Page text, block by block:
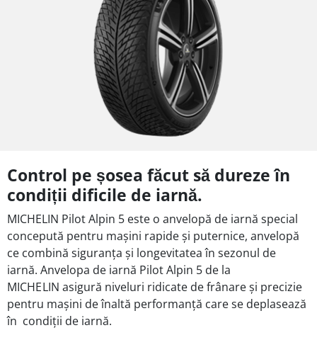
Control pe șosea făcut să dureze în
condiții dificile de iarnă.
MICHELIN Pilot Alpin 5 este o anvelopă de iarnă special
concepută pentru mașini rapide și puternice, anvelopă
ce combină siguranța și longevitatea în sezonul de
iarnă. Anvelopa de iarnă Pilot Alpin 5 de la
MICHELIN asigură niveluri ridicate de frânare și precizie
pentru mașini de înaltă performanță care se deplasează
în condiții de iarnă.